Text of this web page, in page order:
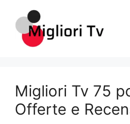
contenuto
Migliori Tv 75
Offerte e